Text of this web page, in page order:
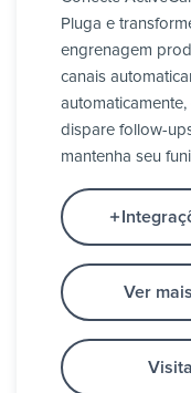
Pluga e
engrenagem
canais
dispare follow-
mantenha seu
Ver